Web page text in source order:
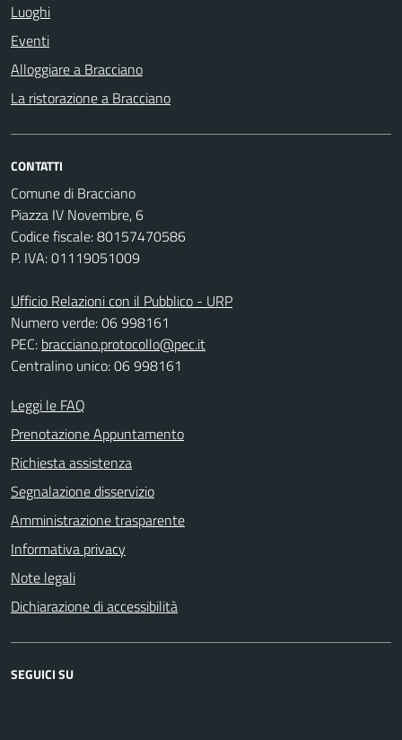
Luoghi
Eventi
Alloggiare a Bracciano
La ristorazione a Bracciano
CONTATTI
Comune di Bracciano
Piazza IV Novembre, 6
Codice fiscale: 80157470586
P. IVA: 01119051009
Ufficio Relazioni con il Pubblico - URP
Numero verde: 06 998161
PEC: bracciano.protocollo@pec.it
Centralino unico: 06 998161
Leggi le FAQ
Prenotazione Appuntamento
Richiesta assistenza
Segnalazione disservizio
Amministrazione trasparente
Informativa privacy
Note legali
Dichiarazione di accessibilità
SEGUICI SU